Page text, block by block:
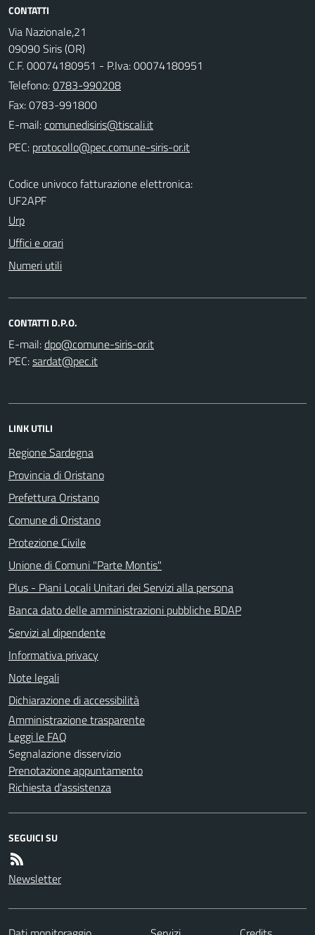
CONTATTI
Via Nazionale,21
09090 Siris (OR)
C.F. 00074180951 - P.Iva: 00074180951
Telefono:0783-990208
Fax: 0783-991800
E-mail:
PEC:
Codice univoco fatturazione elettronica:
UF2APF
Urp
Uffici e orari
Numeri utili
CONTATTI D.P.O.
E-mail:
PEC:
LINK UTILI
Regione Sardegna
Provincia di Oristano
Prefettura Oristano
Comune di Oristano
Protezione Civile
Unione di Comuni "Parte Montis"
Plus - Piani Locali Unitari dei Servizi alla persona
Banca dato delle amministrazioni pubbliche BDAP
Servizi al dipendente
Informativa privacy
Note legali
Dichiarazione di accessibilità
Amministrazione trasparente
Leggi le FAQ
Segnalazione disservizio
Prenotazione appuntamento
Richiesta d'assistenza
SEGUICI SU
Newsletter